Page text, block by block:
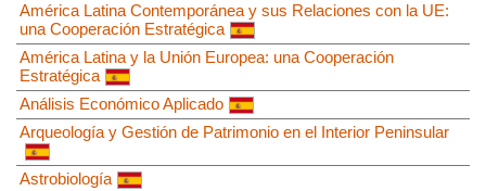
América Latina Contemporánea y sus Relaciones con la UE:
una Cooperación Estratégica
América Latina y la Unión Europea: una Cooperación
Estratégica
Análisis Económico Aplicado
Arqueología y Gestión de Patrimonio en el Interior Peninsular
Astrobiología